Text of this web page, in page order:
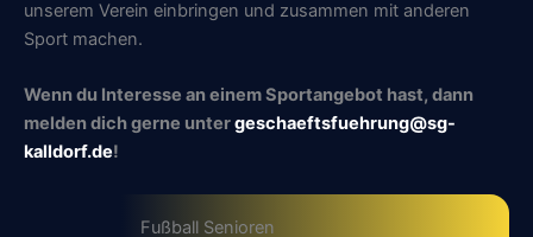
unserem Verein einbringen und zusammen mit anderen
Sport machen.
Wenn du Interesse an einem Sportangebot hast, dann
melden dich gerne untergeschaeftsfuehrung@sg-
kalldorf.de!
Fußball Senioren